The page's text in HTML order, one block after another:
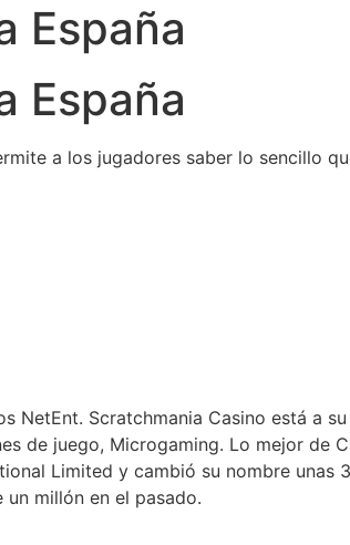
España
España
a los jugadores saber lo sencillo
NetEnt. Scratchmania Casino está a
de juego, Microgaming. Lo mejor de
Limited y cambió su nombre unas
millón en el pasado.